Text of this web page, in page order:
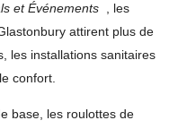
et Événements , les
attirent plus de
les installations sanitaires
confort.
base, les roulottes de